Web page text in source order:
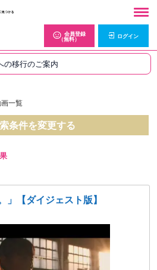
会員登録
（無料）
ログイン
の移行のご案内
一覧
条件を変更する
」【ダイジェスト版】